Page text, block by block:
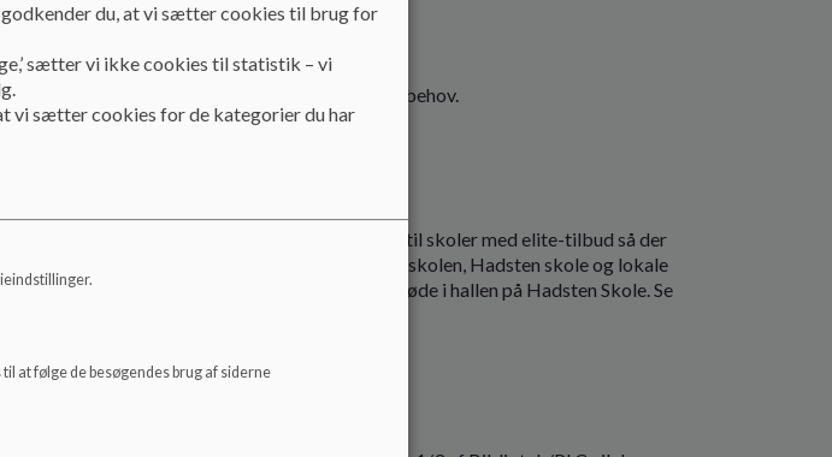
6 faste årlige møder samt ad hoc møder efter behov.
Skoles elitekoncept. En hel del børn forsvinder til skoler med elite-tilbud så der
af et tilsvarende lokalt tilbud. Østervangsskolen, Hadsten skole og lokale
elite-koncept. 27/8 afholdes offentligt intromøde i hallen på Hadsten Skole. Se
på Hadsten Skoles hjemmeside.
godkender du, at vi sætter cookies til brug for
sætter vi ikke cookies til statistik – vi
vi sætter cookies for de kategorier du har
at følge de besøgendes brug af siderne